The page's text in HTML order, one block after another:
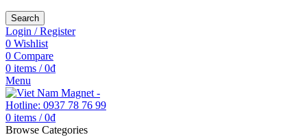
Search
Login / Register
0 Wishlist
0 Compare
0 items / 0₫
Menu
0 items / 0₫
Browse Categories